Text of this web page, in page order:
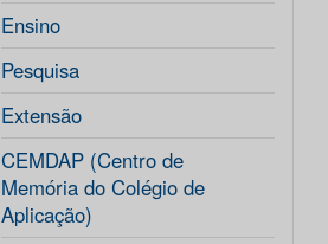
Ensino
Pesquisa
Extensão
CEMDAP (Centro de
Memória do Colégio de
Aplicação)